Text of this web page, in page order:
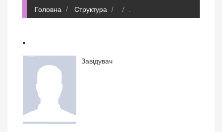
Головна Структура .
.
Завідувач